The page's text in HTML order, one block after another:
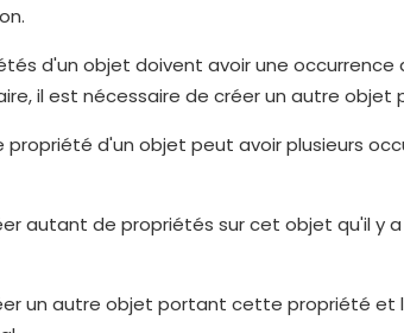
d'un objet doivent avoir une
il est nécessaire de créer un autre
propriété d'un objet peut avoir plusieurs
autant de propriétés sur cet objet qu'il y
un autre objet portant cette propriété et